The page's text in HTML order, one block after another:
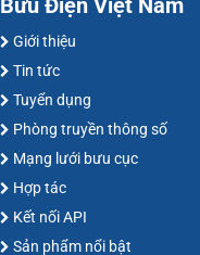
Bưu Điện Việt Nam
Giới thiệu
Tin tức
Tuyển dụng
Phòng truyền thông số
Mạng lưới bưu cục
Hợp tác
Kết nối API
Sản phẩm nổi bật